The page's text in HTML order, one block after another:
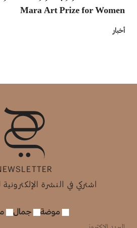
Mara Art Prize for Women
أخبار
اشتركي في النشرة
موضة جمال